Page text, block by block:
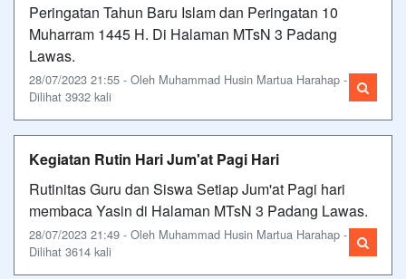
Peringatan Tahun Baru Islam dan Peringatan 10
Muharram 1445 H. Di Halaman MTsN 3 Padang
Lawas.
28/07/2023 21:55 - Oleh Muhammad Husin Martua Harahap -
Dilihat 3932 kali
Kegiatan Rutin Hari Jum'at Pagi Hari
Rutinitas Guru dan Siswa Setiap Jum'at Pagi hari
membaca Yasin di Halaman MTsN 3 Padang Lawas.
28/07/2023 21:49 - Oleh Muhammad Husin Martua Harahap -
Dilihat 3614 kali